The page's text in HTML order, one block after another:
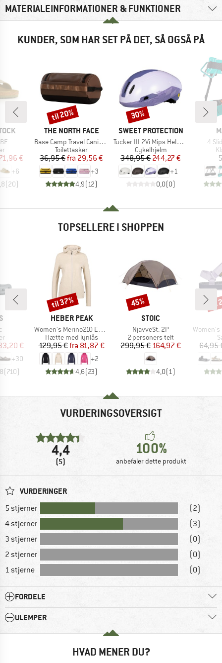
MATERIALEINFORMATIONER & FUNKTIONER
KUNDER, SOM HAR SET PÅ DET, SÅ OGSÅ PÅ
pris
€
+6
(20)
MÆRKE
THE NORTH FACE
Artikel
Base Camp Travel Canister
Produktgruppe
Toilettasker
Pris
36,95 € Nedsat pris
fra 29,56 €
+3
4,9(12)
Rabat
til 20%
MÆRKE
SWEET PROTECTION
Artikel
Tucker III 2Vi Mips Helmet
Produktgruppe
Cykelhjelm
Pris
348,95 €Nedsat pris
244,27 €
+1
0,0(0)
Rabat
30%
4
TOPSELLERE I SHOPPEN
pris
€
+30
(710)
MÆRKE
HEBER PEAK
Artikel
Women's Merino210 EvergreenHe. Zip Hoody
Produktgruppe
Hætte med lynlås
Pris
129,95 € Nedsat pris
fra 81,87 €
+2
4,6(23)
Rabat
til 37%
MÆRKE
STOIC
Artikel
NjavveSt. 2P
Produktgruppe
2-personers telt
Pris
299,95 €Nedsat pris
164,97 €
4,0(1)
Rabat
45%
Artikel
Women's
64,95
VURDERINGSOVERSIGT
4,4
(5)
100%
anbefaler dette produkt
VURDERINGER
5 stjerner
(2)
4 stjerner
(3)
3 stjerner
(0)
2 stjerner
(0)
1 stjerne
(0)
FORDELE
ULEMPER
HVAD MENER DU?